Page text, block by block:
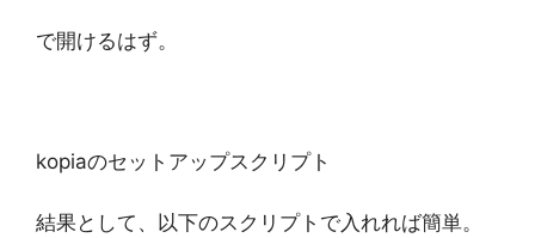
で開けるはず。
kopiaのセットアップスクリプト
結果として、以下のスクリプトで入れれば簡単。